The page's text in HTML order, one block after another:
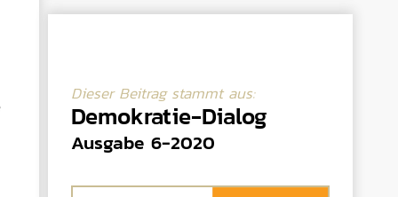
Demokratie-Dialog
Ausgabe 6-2020
Dieser Beitrag stammt aus: